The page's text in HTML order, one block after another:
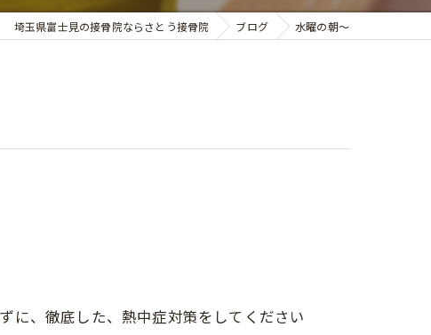
埼玉県富士見の接骨院ならさとう接骨院 ブログ 水曜の朝〜
に、徹底した、熱中症対策をしてください